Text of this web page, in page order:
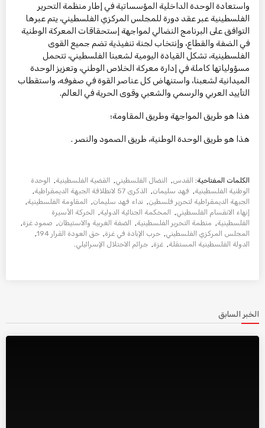
واستعادة الوحدة الداخلية المؤسساتية في إطار منظمة التحرير
الفلسطينية عبر عقد دورة للمجلس المركزي الفلسطيني، يتم عبرها
التوافق على البرنامج النضالي لمواجهة إستحقاقات المعركة الوطنية
في الضفة والقطاع، وإنتخاب لجنة تنفيذية تضم جميع القوى
الفلسطينية، تشكل القيادة اليومية لشعبنا الفلسطيني، تتحمل
مسؤولياتها كاملة في إدارة معركة الخلاص الوطني، وتعزيز الوحدة
الميدانية لشعبنا، واستنهاض كل عناصر القوة في صفوفه، واستقطاب
التأييد العربي والرسمي والشعبي وقوى الحرية في العالم.
هذا هو طريق المواجهة وطريق المقاومة؛
هذا هو طريق الوحدة الوطنية، طريق الصمود والنصر .
الكلمات المفتاحية: القدس, النضال الفلسطيني, القضية الفلسطينية,
الوحدة
الوطنية الفلسطينية, فهد سليمان, الذكرى 57 لانطلاقة الجبهة الديمقراطية
,
الجبهة الديمقراطية لتحرير فلسطين, نداء فهد سليمان, المقاومة الفلسطينية,
إنهاء الانقسام الفلسطيني, المحكمة الجنائية الدولية,
الحركة الأسيرة
الفلسطينية, منظمة التحرير الفلسطينية, الضفة الغربية والاستيطان, صمود غزة,
المجلس المركزي الفلسطيني, حرب الإبادة في غزة, حق العودة القرار 194
,
الدولة الفلسطينية المستقلة, غزة, جرائم الاحتلال الإسرائيلي.
الخبر السابق